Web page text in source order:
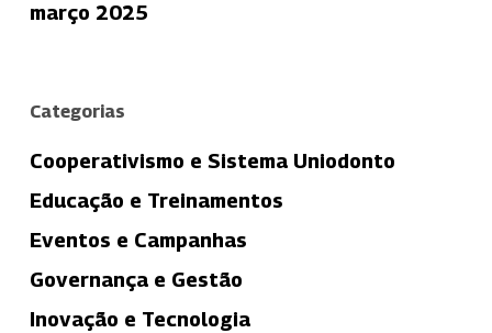
março 2025
Categorias
Cooperativismo e Sistema Uniodonto
Educação e Treinamentos
Eventos e Campanhas
Governança e Gestão
Inovação e Tecnologia